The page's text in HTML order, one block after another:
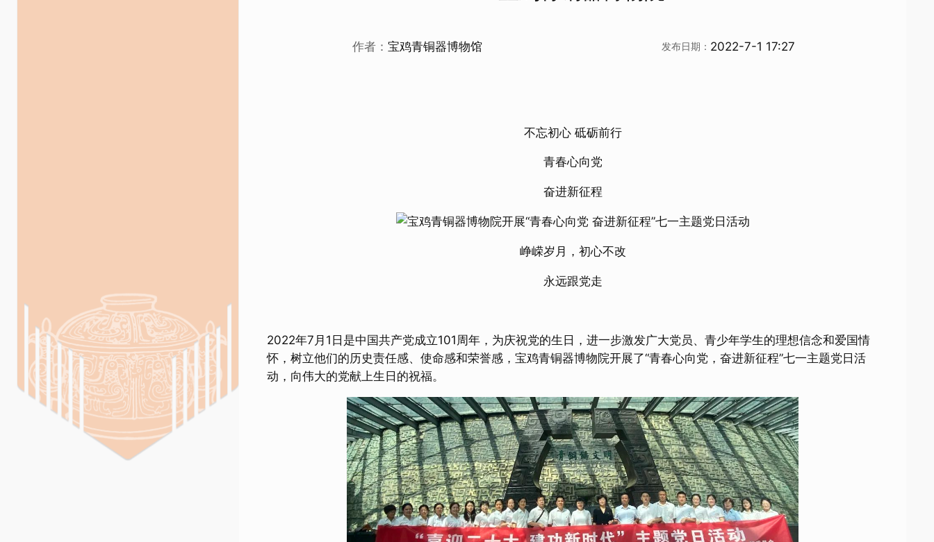
作者： 宝鸡青铜器博物馆 发布日期： 2022-7-1 17:27
不忘初心 砥砺前行
青春心向党
奋进新征程
峥嵘岁月，初心不改
永远跟党走
2022年7月1日是中国共产党成立101周年，为庆祝党的生日，进一步激发广大党员、青少年学生的理想信念和爱国情
怀，树立他们的历史责任感、使命感和荣誉感，宝鸡青铜器博物院开展了“青春心向党，奋进新征程”七一主题党日活
动，向伟大的党献上生日的祝福。